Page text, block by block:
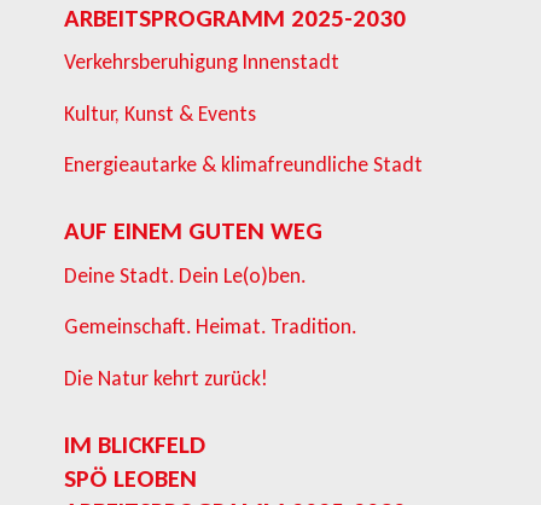
ARBEITSPROGRAMM 2025-2030
Verkehrsberuhigung Innenstadt
Kultur, Kunst & Events
Energieautarke & klimafreundliche Stadt
AUF EINEM GUTEN WEG
Deine Stadt. Dein Le(o)ben.
Gemeinschaft. Heimat. Tradition.
Die Natur kehrt zurück!
IM BLICKFELD
SPÖ LEOBEN